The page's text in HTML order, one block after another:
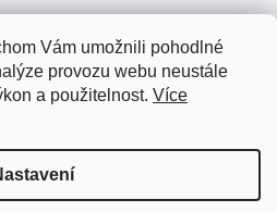
Vám umožnili pohodlné
provozu webu neustále
a použitelnost. Více